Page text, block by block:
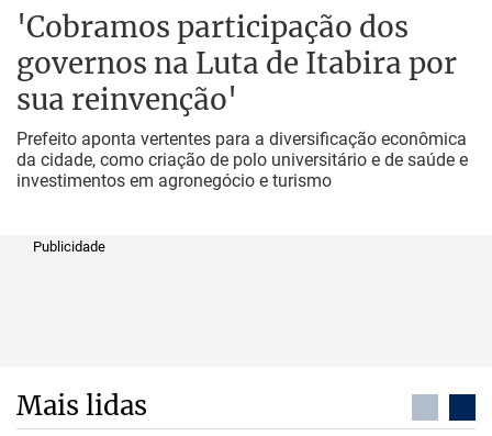
'Cobramos participação dos
governos na Luta de Itabira por
sua reinvenção'
Prefeito aponta vertentes para a diversificação econômica
da cidade, como criação de polo universitário e de saúde e
investimentos em agronegócio e turismo
Publicidade
Mais lidas